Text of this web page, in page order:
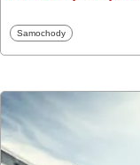
Fototapety
Samochody